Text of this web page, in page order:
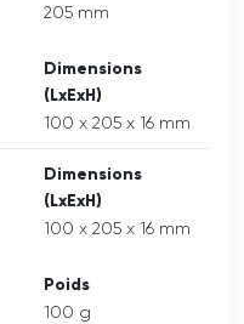
205 mm
Dimensions
(LxExH)
100 x 205 x 16 mm
Dimensions
(LxExH)
100 x 205 x 16 mm
Poids
100 g